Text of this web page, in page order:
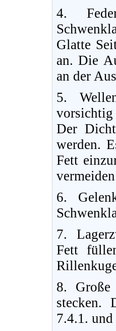
4.
Glatte
an. Die
an der
5.
vorsichtig
Der
werden.
Fett
6.
7.
Fett
8. Große
stecken.
7.4.1.